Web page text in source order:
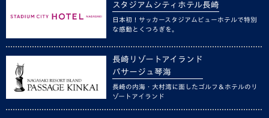
スタジアムシティホテル長崎
日本初！サッカースタジアムビューホテルで特別
な感動とくつろぎを。
長崎リゾートアイランド
パサージュ琴海
長崎の内海・大村湾に面したゴルフ＆ホテルのリ
ゾートアイランド